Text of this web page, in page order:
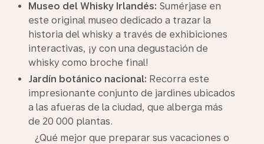
Museo del Whisky Irlandés: Sumérjase en
este original museo dedicado a trazar la
historia del whisky a través de exhibiciones
interactivas, ¡y con una degustación de
whisky como broche final!
Jardín botánico nacional: Recorra este
impresionante conjunto de jardines ubicados
a las afueras de la ciudad, que alberga más
de 20 000 plantas.
¿Qué mejor que preparar sus vacaciones o